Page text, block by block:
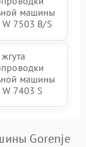
машины
W 7503 B/S
машины
7403 S
Gorenje